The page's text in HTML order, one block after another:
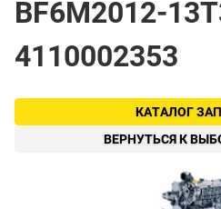
BF6M2012-
4110002353
КАТАЛОГ
ВЕРНУТЬСЯ К